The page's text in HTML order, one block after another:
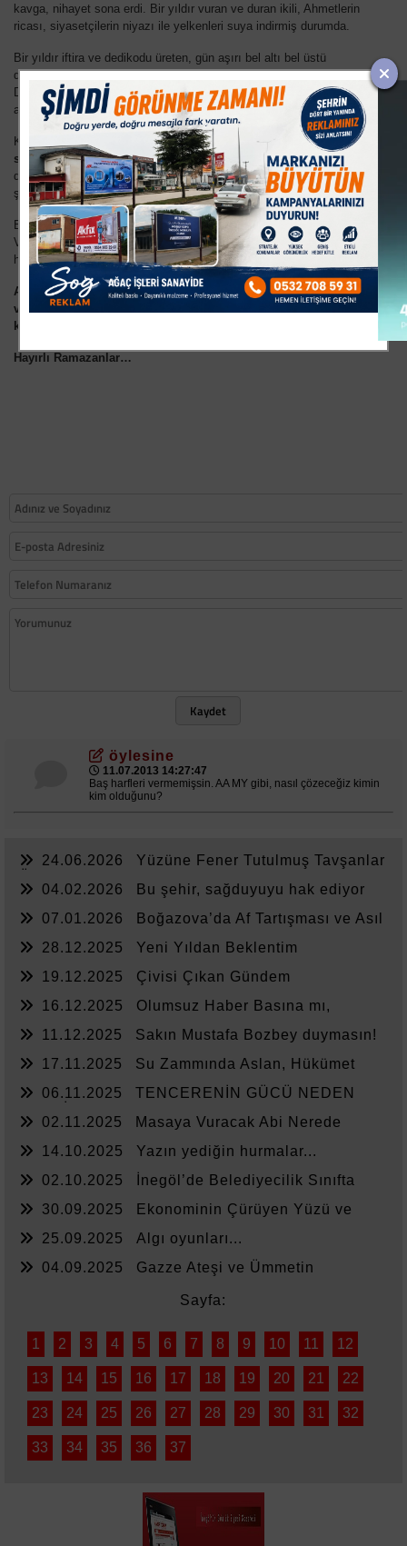
kavga, nihayet sona erdi. Bir yıldır vuran ve duran ikili, Ahmetlerin
ricası, siyasetçilerin niyazı ile yelkenleri suya indirmiş durumda.
Bir yıldır iftira ve dedikodu üreten, gün aşırı bel altı bel üstü
demeden Vuran Adam ile, elindeki tüm imkânlarını kullanarak Dik
Duran Adam arasındaki uzlaşma ve yakınlaşma, aslında beklenen
ama geciken bir durum olarak yorumlanmakta.
Kamuoyunda, “Yerel seçimlerin yaklaştığı bir dönemde
siyaseten ve ticareten birbirlerine ihtiyaç duymuş olacaklar ki”
diye başlayan yorumlar, Ramazan Ayının adap ve edebine uygun bir
şekilde sürüp gidiyor…
Bir yıl ara verilen ve 2. full versiyonu yeniden çekilmeye başlanan
Vuran Adam ile Duran Adam filminin, bundan sonraki sahneleri
herkes tarafından çokça merak ediliyor.
Ama ne olursa olsun, Vuruşlarından ve Duruşlarından
vazgeçen ikiliyi, ilçe kamuoyunu şaşırtmadıkları için
kutluyorum.
Hayırlı Ramazanlar…
Kaydet
öylesine
11.07.2013 14:27:47
Baş harfleri vermemişsin. AA MY gibi, nasıl çözeceğiz kimin
kim olduğunu?
24.06.2026
Yüzüne Fener Tutulmuş Tavşanlar
04.02.2026
Bu şehir, sağduyuyu hak ediyor
07.01.2026
Boğazova’da Af Tartışması ve Asıl
28.12.2025
Yeni Yıldan Beklentim
19.12.2025
Çivisi Çıkan Gündem
16.12.2025
Olumsuz Haber Basına mı,
11.12.2025
Sakın Mustafa Bozbey duymasın!
17.11.2025
Su Zammında Aslan, Hükümet
06.11.2025
TENCERENİN GÜCÜ NEDEN
02.11.2025
Masaya Vuracak Abi Nerede
14.10.2025
Yazın yediğin hurmalar...
02.10.2025
İnegöl’de Belediyecilik Sınıfta
30.09.2025
Ekonominin Çürüyen Yüzü ve
25.09.2025
Algı oyunları...
04.09.2025
Gazze Ateşi ve Ümmetin
Sayfa:
1 2 3 4 5 6 7 8 9 10 11 12
13 14 15 16 17 18 19 20 21 22
23 24 25 26 27 28 29 30 31 32
33 34 35 36 37